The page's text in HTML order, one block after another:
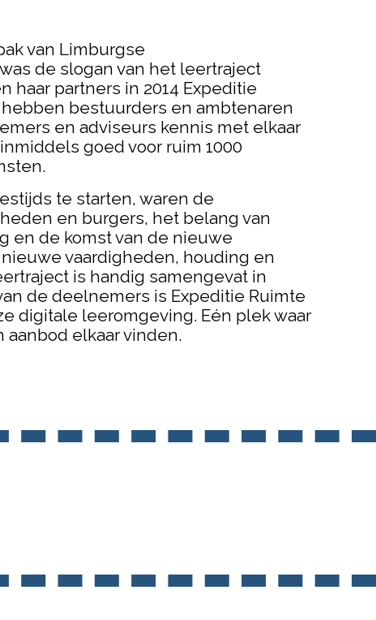
van Limburgse
de slogan van het leertraject
haar partners in 2014 Expeditie
bestuurders en ambtenaren
en adviseurs kennis met elkaar
goed voor ruim 1000
te starten, waren de
en burgers, het belang van
en de komst van de nieuwe
vaardigheden, houding en
is handig samengevat in
de deelnemers is Expeditie Ruimte
digitale leeromgeving. Eén plek waar
aanbod elkaar vinden.